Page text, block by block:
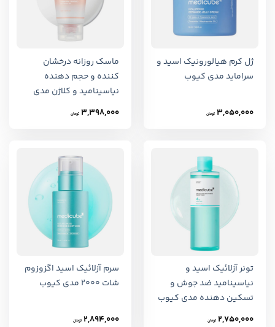
ژل کرم هیالورونیک اسید و
سراماید مدی کیوب
3,050,000 تومان
ماسک روزانه درخشان
کننده و حجم دهنده
نیاسینامید و کلاژن مدی
کیوب
3,398,000 تومان
تونر آزلائیک اسید و
نیاسینامید ضد جوش و
تسکین دهنده مدی کیوب
2,750,000 تومان
سرم آزلائیک اسید اگزوزوم
شات 2000 مدی کیوب
2,894,000 تومان